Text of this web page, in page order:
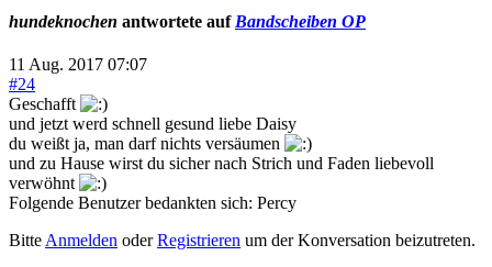
hundeknochen antwortete auf Bandscheiben OP
11 Aug. 2017 07:07
#24
Geschafft
und jetzt werd schnell gesund liebe Daisy
du weißt ja, man darf nichts versäumen
und zu Hause wirst du sicher nach Strich und Faden liebevoll
verwöhnt
Folgende Benutzer bedankten sich: Percy
Bitte Anmelden oderRegistrieren um der Konversation beizutreten.